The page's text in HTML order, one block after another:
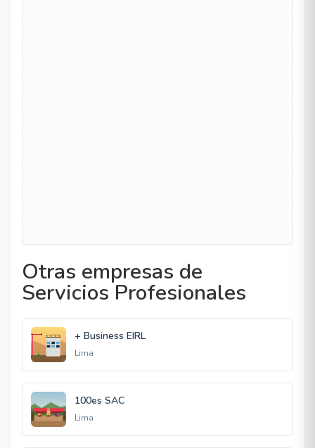
Otras empresas de
Servicios Profesionales
+ Business EIRL
Lima
100es SAC
Lima